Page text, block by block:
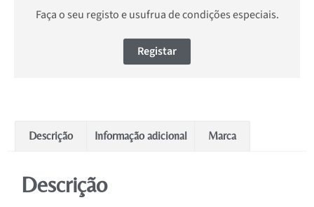
Faça o seu registo e usufrua de condições especiais.
Registar
Descrição Informação adicional Marca
Descrição